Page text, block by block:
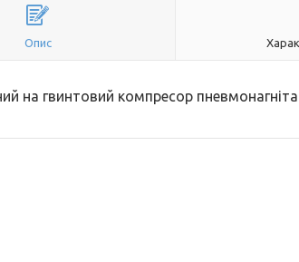
Опис
на гвинтовий компресор